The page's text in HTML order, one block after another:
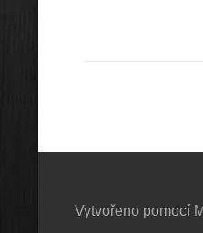
Vytvořeno pomocí